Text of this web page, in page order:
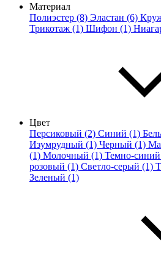
Материал
Полиэстер (8) Эластан (6)
Трикотаж (1) Шифон (1)
Цвет
Персиковый (2) Синий (1)
Изумрудный (1) Черный (1)
(1) Молочный (1) Темно-
розовый (1) Светло-серый (1)
Зеленый (1)